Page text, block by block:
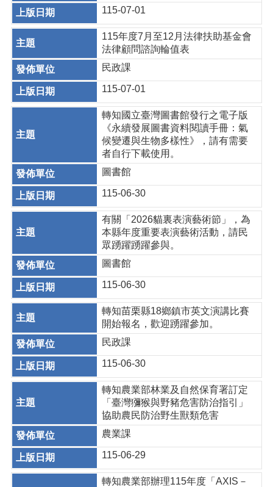
115-07-01
115年度7月至12月法律扶助基金會
法律顧問諮詢輪值表
民政課
115-07-01
轉知國立臺灣圖書館發行之電子版
《永續發展圖書資料閱讀手冊：氣
候變遷與生物多樣性》，請有需要
者自行下載使用。
圖書館
115-06-30
有關「2026貓裏表演藝術節」，為
本縣年度重要表演藝術活動，請民
眾踴躍踴躍參與。
圖書館
115-06-30
轉知苗栗縣18鄉鎮市英文演講比賽
開始報名，歡迎踴躍參加。
民政課
115-06-30
轉知農業部林業及自然保育署訂定
「臺灣獼猴與野豬危害防治指引」
協助農民防治野生獸類危害
農業課
115-06-29
轉知農業部辦理115年度「AXIS－